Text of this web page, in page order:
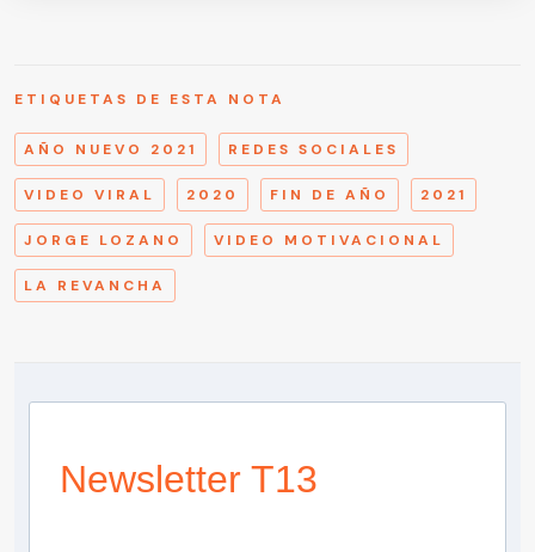
ETIQUETAS DE ESTA NOTA
AÑO NUEVO 2021 REDES SOCIALES
VIDEO VIRAL 2020 FIN DE AÑO 2021
JORGE LOZANO VIDEO MOTIVACIONAL
LA REVANCHA
Newsletter T13